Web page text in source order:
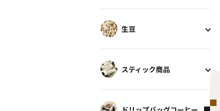
生豆
スティック商品